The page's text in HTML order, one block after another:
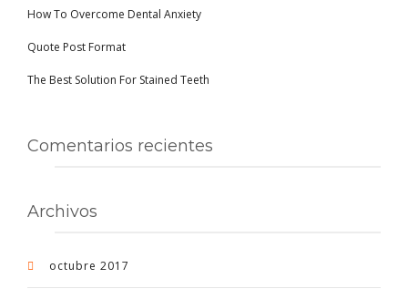
How To Overcome Dental Anxiety
Quote Post Format
The Best Solution For Stained Teeth
Comentarios recientes
Archivos
octubre 2017